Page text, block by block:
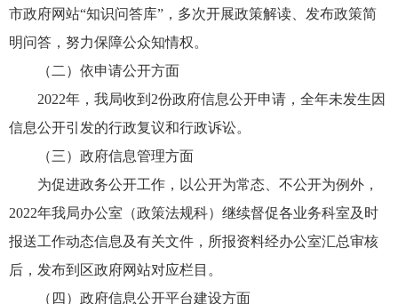
市政府网站“知识问答库”，多次开展政策解读、发布政策简
明问答，努力保障公众知情权。
（二）依申请公开方面
2022年，我局收到2份政府信息公开申请，全年未发生因
信息公开引发的行政复议和行政诉讼。
（三）政府信息管理方面
为促进政务公开工作，以公开为常态、不公开为例外，
2022年我局办公室（政策法规科）继续督促各业务科室及时
报送工作动态信息及有关文件，所报资料经办公室汇总审核
后，发布到区政府网站对应栏目。
（四）政府信息公开平台建设方面